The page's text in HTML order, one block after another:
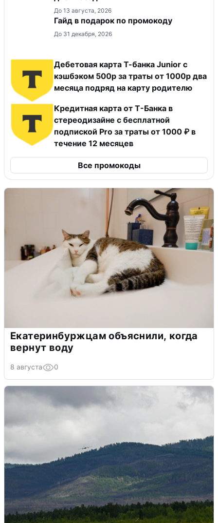
До 13 августа, 2026
Гайд в подарок по промокоду
До 31 декабря, 2026
Дебетовая карта Т-банка Junior с
кэшбэком 500р за траты от 1000р два
месяца подряд на карту родителю
Кредитная карта от Т-Банка в
стереодизайне с бесплатной
подпиской Pro за траты от 1000 ₽ в
течение 12 месяцев
Все промокоды
Екатеринбуржцам объяснили, когда
вернут воду
8 августа 0